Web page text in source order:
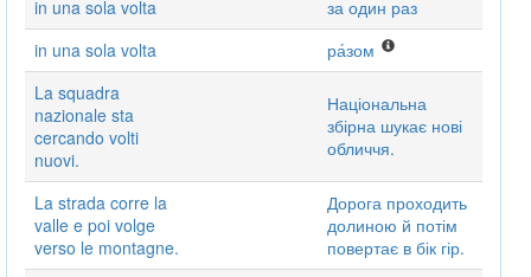
in una sola volta
за один раз
in una sola volta
ра́зом
La squadra
nazionale sta
cercando volti
nuovi.
Національна
збірна шукає нові
обличчя.
La strada corre la
valle e poi volge
verso le montagne.
Дорога проходить
долиною й потім
повертає в бік гір.